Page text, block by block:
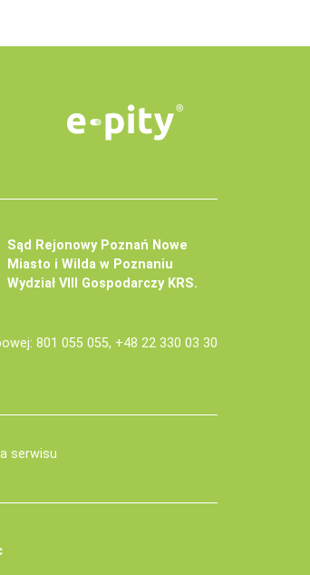
Sąd Rejonowy Poznań Nowe
Miasto i Wilda w Poznaniu
Wydział VIII Gospodarczy KRS.
801 055 055, +48 22 330 03 30
serwisu